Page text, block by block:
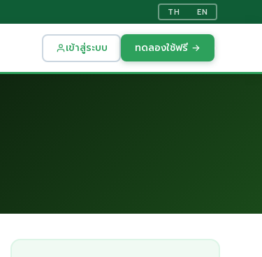
TH EN
เข้าสู่ระบบ ทดลองใช้ฟรี →